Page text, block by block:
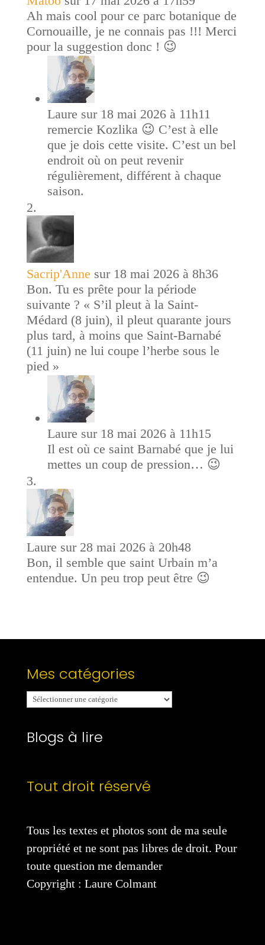
Ah mais cool pour ce parc botanique de
Cornouaille, je ne connais pas !!! Merci
pour la suggestion donc ! 😉
Laure sur 18 mai 2026 à 11h11
remercie Kozlika 😉 C’est à elle
que je dois cette visite. C’est un bel
endroit où on peut revenir
régulièrement, différent à chaque
saison.
Sacrip'Anne sur 18 mai 2026 à 8h36
Bon. Tu es prête pour la période
suivante ? « S’il pleut à la Saint-
Médard (8 juin), il pleut quarante jours
plus tard, à moins que Saint-Barnabé
(11 juin) ne lui coupe l’herbe sous le
pied »
Laure sur 18 mai 2026 à 11h15
Il est où ce saint Barnabé que je lui
mettes un coup de pression… 😉
Laure sur 28 mai 2026 à 20h48
Bon, il semble que saint Urbain m’a
entendue. Un peu trop peut être 😉
Mes catégories
Mes
catégories
Blogs à lire
Tout droit réservé
Tous les textes et photos sont de ma seule
propriété et ne sont pas libres de droit. Pour
toute question me demander
Copyright : Laure Colmant